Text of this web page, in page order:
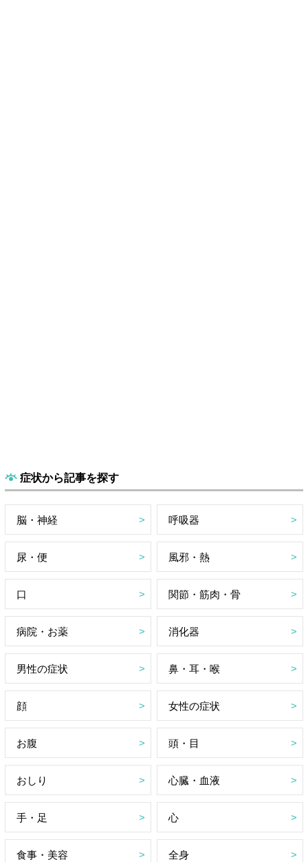
症状から記事を探す
脳・神経 呼吸器
尿・便 風邪・熱
口 関節・筋肉・骨
病院・お薬 消化器
男性の症状 鼻・耳・喉
顔 女性の症状
お腹 頭・目
おしり 心臓・血液
手・足 心
食事・美容 全身